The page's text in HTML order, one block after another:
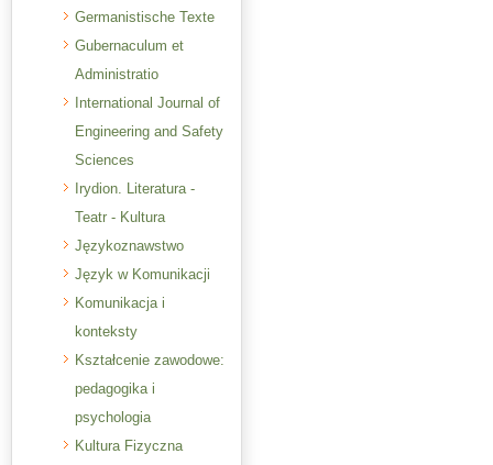
Germanistische Texte
Gubernaculum et
Administratio
International Journal of
Engineering and Safety
Sciences
Irydion. Literatura -
Teatr - Kultura
Językoznawstwo
Język w Komunikacji
Komunikacja i
konteksty
Kształcenie zawodowe:
pedagogika i
psychologia
Kultura Fizyczna